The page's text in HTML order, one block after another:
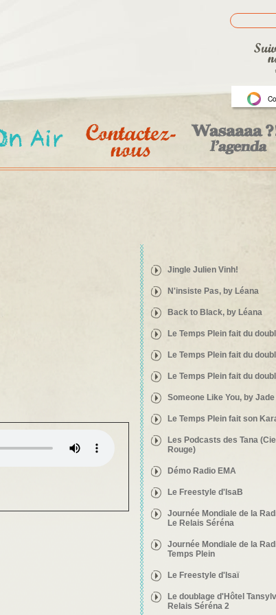
Formulaire
Jingle Julien Vinh!
N'insiste Pas, by Léana
Back to Black, by Léana
Le Temps Plein fait du
Le Temps Plein fait du
Le Temps Plein fait du
Someone Like You, by
Le Temps Plein fait son
Les Podcasts des Tana
Rouge)
Démo Radio EMA
Le Freestyle d'IsaB
Journée Mondiale de la
Le Relais Séréna
Journée Mondiale de la
Temps Plein
Le Freestyle d'Isaï
Le doublage d'Hôtel
Relais Séréna 2